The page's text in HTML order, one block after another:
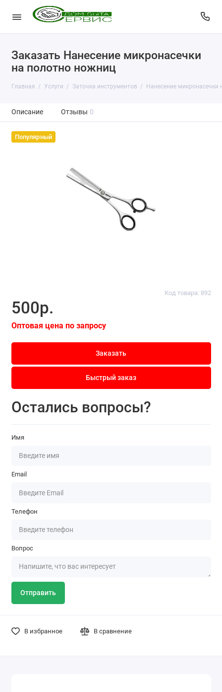
Заказать Нанесение микронасечки
на полотно ножниц
Главная Услуги Заточка инструментов Нанесение микронасечки
Описание Отзывы 0
Популярный
Код товара: 892
500р.
Оптовая цена по запросу
Заказать
Быстрый заказ
Остались вопросы?
Имя
Email
Телефон
Вопрос
Отправить
В избранное В сравнение